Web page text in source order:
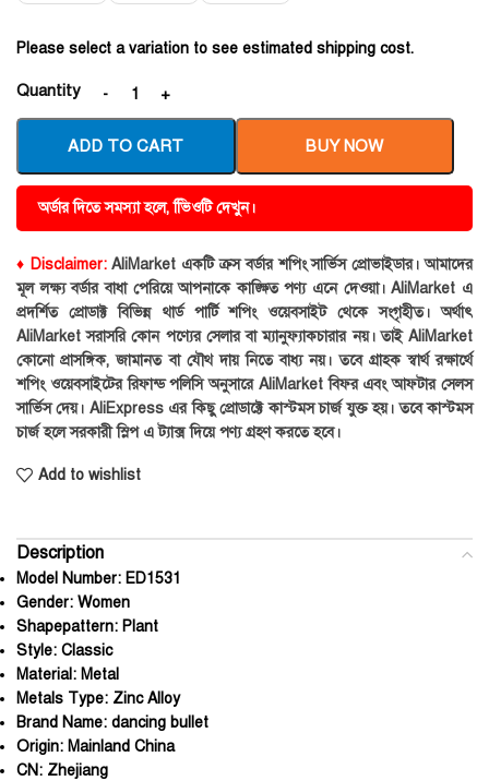
Please select a variation to see estimated shipping cost.
Quantity
ADD TO CART BUY NOW
অর্ডার দিতে সমস্যা হলে, ভিিওটি দেখুন।
♦ Disclaimer:AliMarket একটি ক্রস বর্ডার শপিং সার্ভিস প্রোভাইডার। আমাদের
মূল লক্ষ্য বর্ডার বাধা পেরিয়ে আপনাকে কাঙ্ক্ষিত পণ্য এনে দেওয়া। AliMarket এ
প্রদর্শিত প্রোডাক্ট বিভিন্ন থার্ড পার্টি শপিং ওয়েবসাইট থেকে সংগৃহীত। অর্থাৎ
AliMarket সরাসরি কোন পণ্যের সেলার বা ম্যানুফ্যাকচারার নয়। তাই AliMarket
কোনো প্রাসঙ্গিক, জামানত বা যৌথ দায় নিতে বাধ্য নয়। তবে গ্রাহক স্বার্থ রক্ষার্থে
শপিং ওয়েবসাইটের রিফান্ড পলিসি অনুসারে AliMarket বিফর এবং আফটার সেলস
সার্ভিস দেয়। AliExpress এর কিছু প্রোডাক্টে কাস্টমস চার্জ যুক্ত হয়। তবে কাস্টমস
চার্জ হলে সরকারী স্লিপ এ ট্যাক্স দিয়ে পণ্য গ্রহণ করতে হবে।
Add to wishlist
Description
Model Number: ED1531
Gender: Women
Shapepattern: Plant
Style: Classic
Material: Metal
Metals Type: Zinc Alloy
Brand Name: dancing bullet
Origin: Mainland China
CN: Zhejiang